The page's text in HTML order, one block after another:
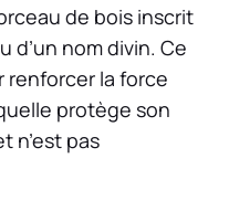
de bois inscrit
d’un nom divin. Ce
la force
protège son
n’est pas